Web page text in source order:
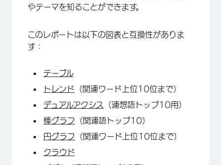
やテーマを知ることができます。
このレポートは以下の図表と互換性がありま
す：
テーブル
トレンド （関連ワード上位10位まで）
デュアルアクシス
（連想語トップ10用）
棒グラフ （関連語トップ10）
円グラフ （関連ワード上位10位まで）
クラウド